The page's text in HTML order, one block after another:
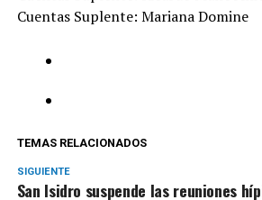
Cuentas Suplente: Mariana Domine
TEMAS RELACIONADOS
SIGUIENTE
San Isidro suspende las reuniones